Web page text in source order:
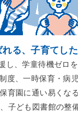
る、子育てし
し、学童待機ゼロを
度、一時保育・病
育園に通い易くな
子ども図書館の整